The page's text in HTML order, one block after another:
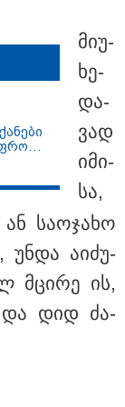
სასურველი
შეძენას
მი­უ­
ხე­
და­
ვად
იმი­
სა,
სა­ო­ჯა­ხო
უნდა აი­ძუ­
მცი­რე ის,
და დიდ ძა­